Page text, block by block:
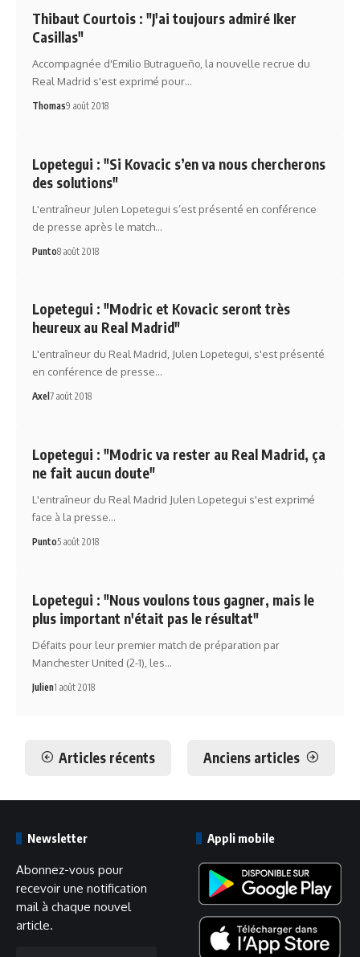
Thibaut Courtois : "J'ai toujours admiré Iker
Casillas"
Accompagnée d'Emilio Butragueño, la nouvelle recrue du
Real Madrid s'est exprimé pour…
Thomas9 août 2018
Lopetegui : "Si Kovacic s’en va nous chercherons
des solutions"
L'entraîneur Julen Lopetegui s’est présenté en conférence
de presse après le match…
Punto8 août 2018
Lopetegui : "Modric et Kovacic seront très
heureux au Real Madrid"
L'entraîneur du Real Madrid, Julen Lopetegui, s'est présenté
en conférence de presse…
Axel7 août 2018
Lopetegui : "Modric va rester au Real Madrid, ça
ne fait aucun doute"
L'entraîneur du Real Madrid Julen Lopetegui s'est exprimé
face à la presse…
Punto5 août 2018
Lopetegui : "Nous voulons tous gagner, mais le
plus important n'était pas le résultat"
Défaits pour leur premier match de préparation par
Manchester United (2-1), les…
Julien1 août 2018
Articles récents Anciens articles
Newsletter
Abonnez-vous pour
recevoir une notification
mail à chaque nouvel
article.
Appli mobile